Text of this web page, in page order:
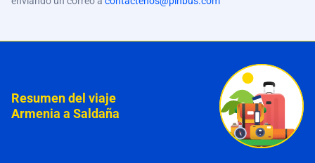
Resumen del viaje
Armenia a Saldaña